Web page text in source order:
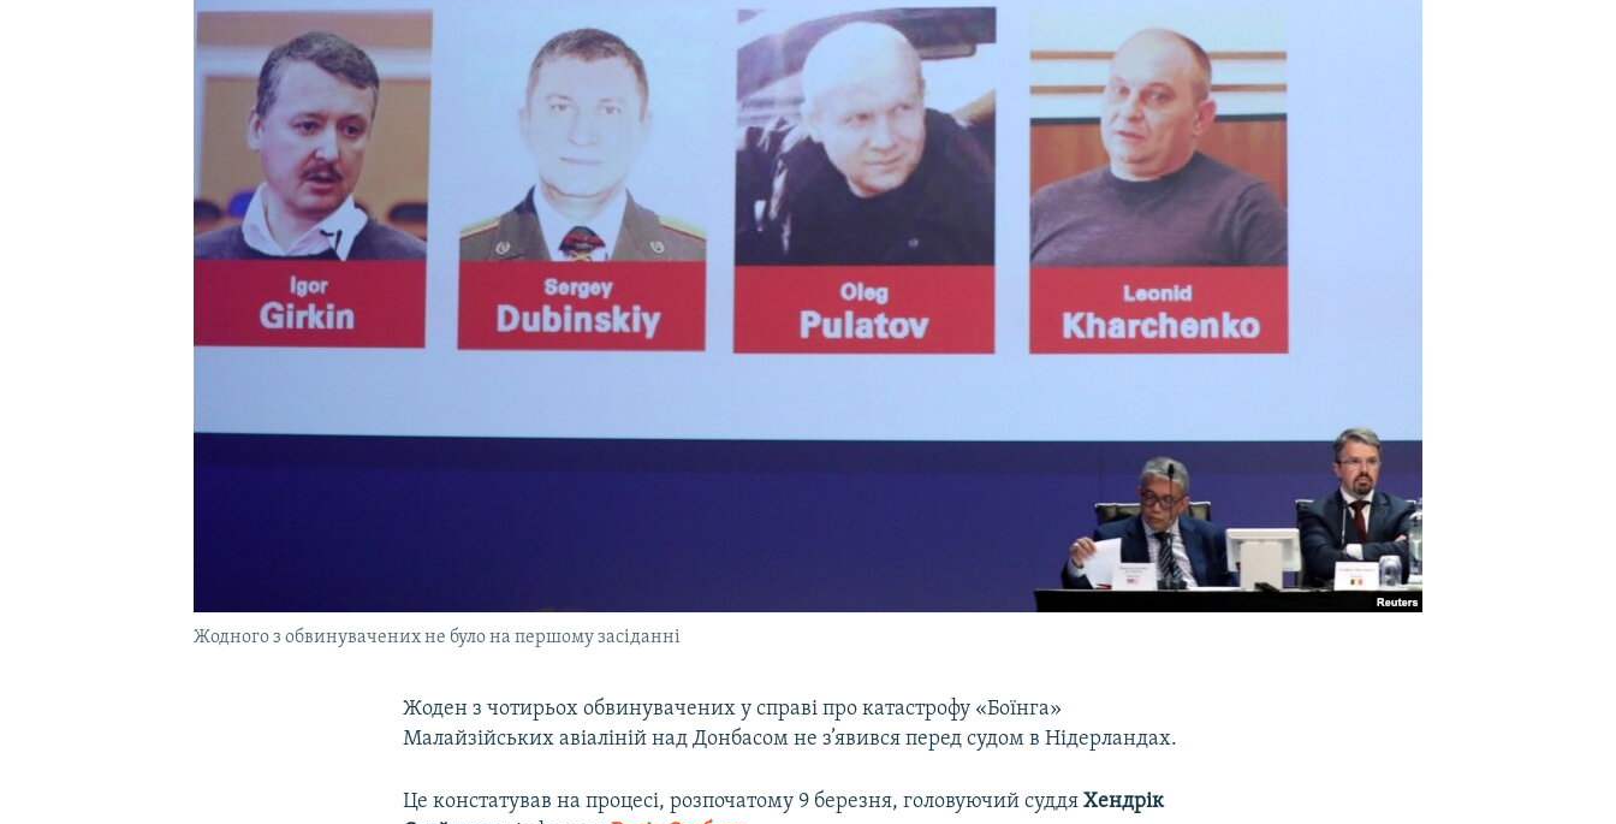
УКРАЇНСЬКА ПРОБЛЕМА КРИМУ
Жодного з обвинувачених не було на першому засіданні
Жоден з чотирьох обвинувачених у справі про катастрофу «Боїнга»
Малайзійських авіаліній над Донбасом не з’явився перед судом в Нідерландах.
Це констатував на процесі, розпочатому 9 березня, головуючий суддяХендрік